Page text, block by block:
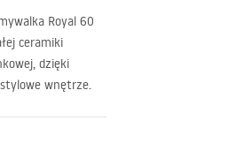
Royal 60
ceramiki
dzięki
stylowe wnętrze.